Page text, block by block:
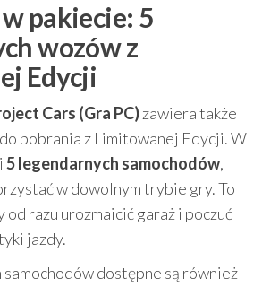
pakiecie: 5
wozów z
Edycji
Cars (Gra PC)zawiera także
pobrania z Limitowanej Edycji. W
5 legendarnych samochodów,
w dowolnym trybie gry. To
razu urozmaicić garaż i poczuć
jazdy.
samochodów dostępne są również